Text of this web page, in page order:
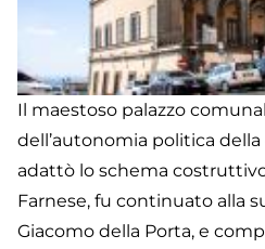
Il maestoso palazzo
dell’autonomia politica
adattò lo schema
Farnese, fu continuato alla
Giacomo della Porta, e